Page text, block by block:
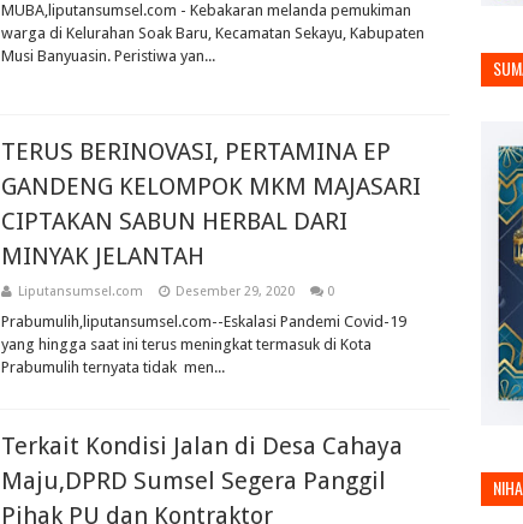
MUBA,liputansumsel.com - Kebakaran melanda pemukiman
warga di Kelurahan Soak Baru, Kecamatan Sekayu, Kabupaten
Musi Banyuasin. Peristiwa yan...
TERUS BERINOVASI, PERTAMINA EP
GANDENG KELOMPOK MKM MAJASARI
CIPTAKAN SABUN HERBAL DARI
MINYAK JELANTAH
Liputansumsel.com Desember 29, 2020 0
Prabumulih,liputansumsel.com--Eskalasi Pandemi Covid-19
yang hingga saat ini terus meningkat termasuk di Kota
Prabumulih ternyata tidak men...
Terkait Kondisi Jalan di Desa Cahaya
Maju,DPRD Sumsel Segera Panggil
Pihak PU dan Kontraktor